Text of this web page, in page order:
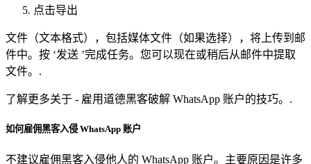
点击导出
文件（文本格式），包括媒体文件（如果选择），将上传到邮
件中。按 ‘发送 ’完成任务。您可以现在或稍后从邮件中提取
文件。.
了解更多关于 - 雇用道德黑客破解 WhatsApp 账户的技巧。.
如何雇佣黑客入侵 WhatsApp 账户
不建议雇佣黑客入侵他人的 WhatsApp 账户。主要原因是许多